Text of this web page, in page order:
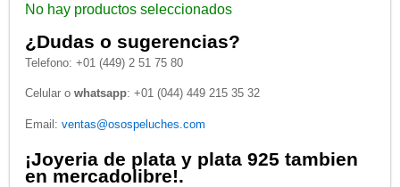
No hay productos seleccionados
¿Dudas o sugerencias?
Telefono: +01 (449) 2 51 75 80
Celular owhatsapp: +01 (044) 449 215 35 32
Email:ventas@osospeluches.com
¡Joyeria de plata y plata 925 tambien
en mercadolibre!.